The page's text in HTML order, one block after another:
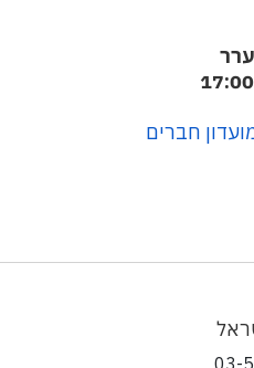
חברים